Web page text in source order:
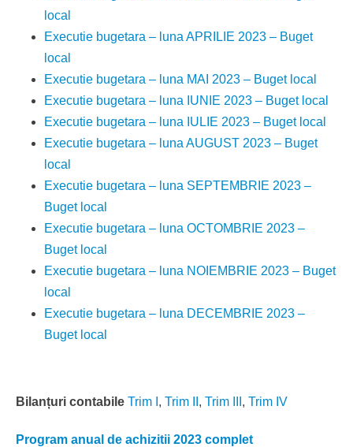
local
Executie bugetara – luna APRILIE 2023 – Buget
local
Executie bugetara – luna MAI 2023 – Buget local
Executie bugetara – luna IUNIE 2023 – Buget local
Executie bugetara – luna IULIE 2023 – Buget local
Executie bugetara – luna AUGUST 2023 – Buget
local
Executie bugetara – luna SEPTEMBRIE 2023 –
Buget local
Executie bugetara – luna OCTOMBRIE 2023 –
Buget local
Executie bugetara – luna NOIEMBRIE 2023 – Buget
local
Executie bugetara – luna DECEMBRIE 2023 –
Buget local
Bilanțuri contabile Trim I , Trim II , Trim III , Trim IV
Program anual de achizitii 2023 complet